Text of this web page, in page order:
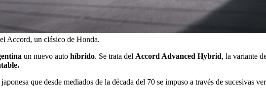
Accord, un clásico de Honda.
un nuevo auto híbrido. Se trata del Accord Advanced Hybrid, la variante
que desde mediados de la década del 70 se impuso a través de sucesivas